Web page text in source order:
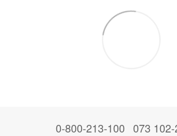
0-800-213-100 073